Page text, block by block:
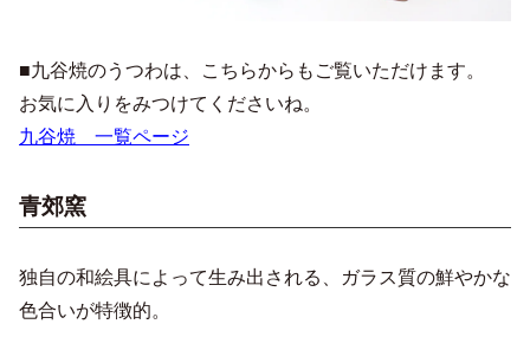
■九谷焼のうつわは、こちらからもご覧いただけます。
お気に入りをみつけてくださいね。
九谷焼 一覧ページ
青郊窯
独自の和絵具によって生み出される、ガラス質の鮮やかな
色合いが特徴的。